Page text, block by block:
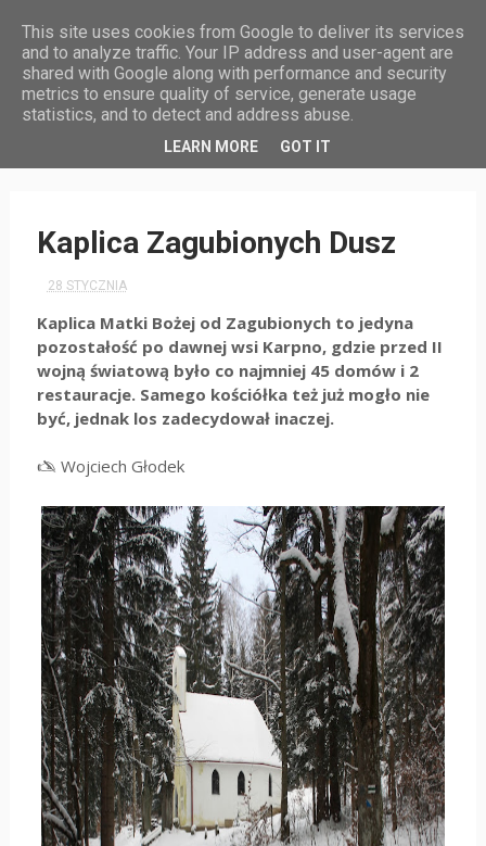
HOME
Kaplica Zagubionych Dusz
28 STYCZNIA
Kaplica Matki Bożej od Zagubionych to jedyna
pozostałość po dawnej wsi Karpno, gdzie przed II
wojną światową było co najmniej 45 domów i 2
restauracje. Samego kościółka też już mogło nie
być, jednak los zadecydował inaczej.
🖎 Wojciech Głodek
This site uses cookies from Google to deliver its services
and to analyze traffic. Your IP address and user-agent are
shared with Google along with performance and security
metrics to ensure quality of service, generate usage
statistics, and to detect and address abuse.
LEARN MORE GOT IT